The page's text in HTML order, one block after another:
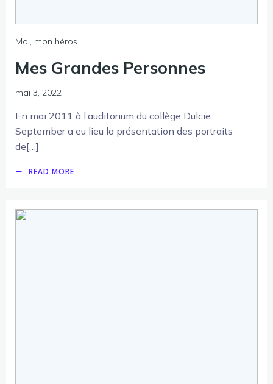
Moi, mon héros
Mes Grandes Personnes
mai 3, 2022
En mai 2011 à l’auditorium du collège Dulcie
September a eu lieu la présentation des portraits
de[…]
READ MORE